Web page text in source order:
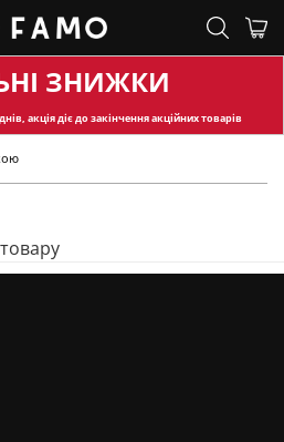
ЗНИЖКИ
акція діє до закінчення акційних товарів